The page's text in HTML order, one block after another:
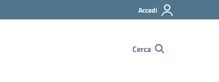
Accedi
Cerca